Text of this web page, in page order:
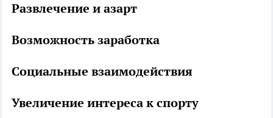
Развлечение и азарт
Возможность заработка
Социальные взаимодействия
Увеличение интереса к спорту